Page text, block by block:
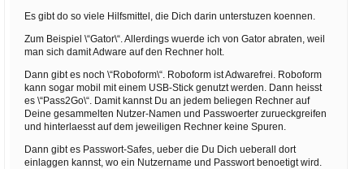
Es gibt do so viele Hilfsmittel, die Dich darin unterstuzen koennen.
Zum Beispiel \“Gator\“. Allerdings wuerde ich von Gator abraten, weil
man sich damit Adware auf den Rechner holt.
Dann gibt es noch \“Roboform\“. Roboform ist Adwarefrei. Roboform
kann sogar mobil mit einem USB-Stick genutzt werden. Dann heisst
es \“Pass2Go\“. Damit kannst Du an jedem beliegen Rechner auf
Deine gesammelten Nutzer-Namen und Passwoerter zurueckgreifen
und hinterlaesst auf dem jeweiligen Rechner keine Spuren.
Dann gibt es Passwort-Safes, ueber die Du Dich ueberall dort
einlaggen kannst, wo ein Nutzername und Passwort benoetigt wird.